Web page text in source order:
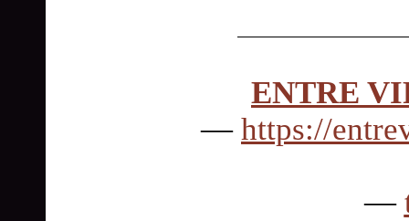
ENTRE
— https://
—